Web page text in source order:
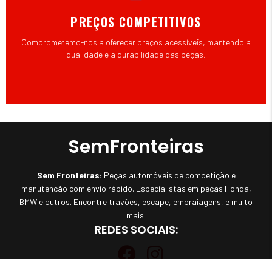
PREÇOS COMPETITIVOS
Comprometemo-nos a oferecer preços acessíveis, mantendo a
qualidade e a durabilidade das peças.
SemFronteiras
Sem Fronteiras: Peças automóveis de competição e
manutenção com envio rápido. Especialistas em peças Honda,
BMW e outros. Encontre travões, escape, embraiagens, e muito
mais!
REDES SOCIAIS: